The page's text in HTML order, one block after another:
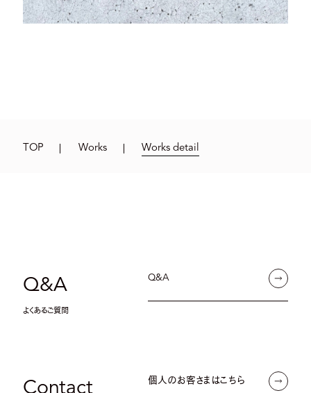
TOP Works Works detail
Q&A
よくあるご質問
Q&A
Contact 個人のお客さまはこちら